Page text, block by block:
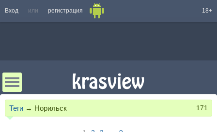
Вход или регистрация 18+
Теги → Норильск 171